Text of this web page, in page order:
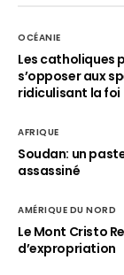
OCÉANIE
Les catholiques
s’opposer aux
ridiculisant la foi
AFRIQUE
Soudan: un
assassiné
AMÉRIQUE DU NORD
Le Mont Cristo
d’expropriation